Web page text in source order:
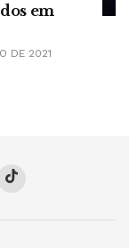
em
DE 2021